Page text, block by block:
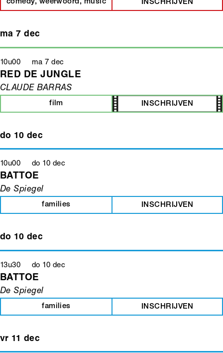
comedy, weerwoord, music INSCHRIJVEN
ma 7 dec
10u00 ma 7 dec
RED DE JUNGLE
CLAUDE BARRAS
film INSCHRIJVEN
do 10 dec
10u00 do 10 dec
BATTOE
De Spiegel
families INSCHRIJVEN
do 10 dec
13u30 do 10 dec
BATTOE
De Spiegel
families INSCHRIJVEN
vr 11 dec